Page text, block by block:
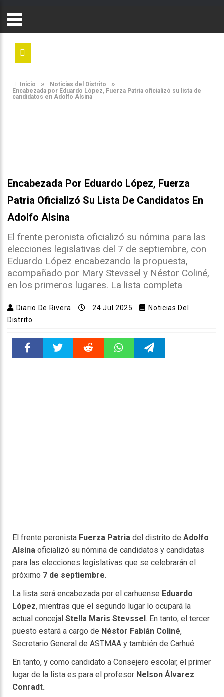
Inicio » Noticias del Distrito »
Encabezada por Eduardo López, Fuerza Patria oficializó su lista de
candidatos en Adolfo Alsina
Encabezada Por Eduardo López, Fuerza
Patria Oficializó Su Lista De Candidatos En
Adolfo Alsina
El frente peronista oficializó su nómina para las
elecciones legislativas del 7 de septiembre, con
Eduardo López encabezando la propuesta,
acompañado por Mary Stevssel y Néstor Coliné,
en los primeros lugares. La lista completa
Diario De Rivera 24 Jul 2025
Noticias Del
Distrito
El frente peronista Fuerza Patria del distrito de Adolfo
Alsina oficializó su nómina de candidatos y candidatas
para las elecciones legislativas que se celebrarán el
próximo 7 de septiembre.
La lista será encabezada por el carhuense Eduardo
López, mientras que el segundo lugar lo ocupará la
actual concejal Stella Maris Stevssel . En tanto, el tercer
puesto estará a cargo de Néstor Fabián Coliné,
Secretario General de ASTMAA y también de Carhué.
En tanto, y como candidato a Consejero escolar, el primer
lugar de la lista es para el profesor Nelson Álvarez
Conradt.